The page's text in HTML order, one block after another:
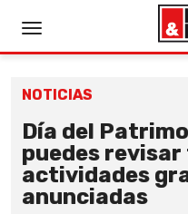
NOTICIAS
Día del
puedes
actividades
anunciadas